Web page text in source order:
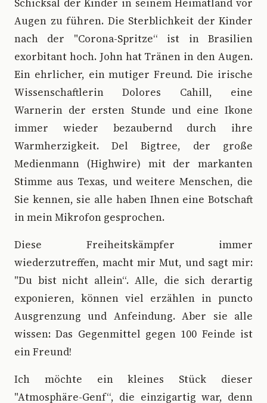
Schicksal der Kinder in seinem Heimatland vor
Augen zu führen. Die Sterblichkeit der Kinder
nach der "Corona-Spritze“ ist in Brasilien
exorbitant hoch. John hat Tränen in den Augen.
Ein ehrlicher, ein mutiger Freund. Die irische
Wissenschaftlerin Dolores Cahill, eine
Warnerin der ersten Stunde und eine Ikone
immer wieder bezaubernd durch ihre
Warmherzigkeit. Del Bigtree, der große
Medienmann (Highwire) mit der markanten
Stimme aus Texas, und weitere Menschen, die
Sie kennen, sie alle haben Ihnen eine Botschaft
in mein Mikrofon gesprochen.
Diese Freiheitskämpfer immer
wiederzutreffen, macht mir Mut, und sagt mir:
"Du bist nicht allein“. Alle, die sich derartig
exponieren, können viel erzählen in puncto
Ausgrenzung und Anfeindung. Aber sie alle
wissen: Das Gegenmittel gegen 100 Feinde ist
ein Freund!
Ich möchte ein kleines Stück dieser
"Atmosphäre-Genf“, die einzigartig war, denn